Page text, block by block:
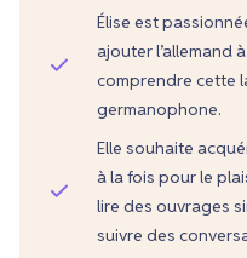
Élise est
ajouter l’allemand
comprendre cette
germanophone.
Elle souhaite
à la fois pour le
lire des ouvrages
suivre des